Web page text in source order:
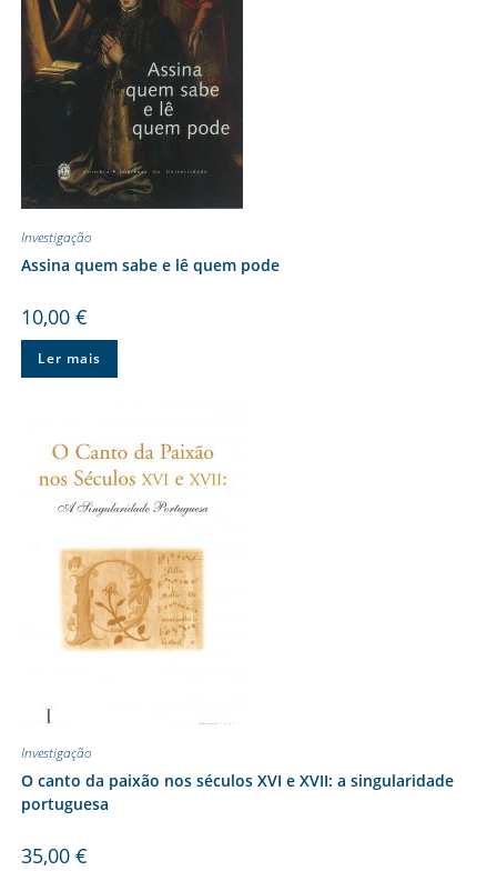
Investigação
Assina quem sabe e lê quem pode
10,00 €
Ler mais
Investigação
O canto da paixão nos séculos XVI e XVII: a singularidade
portuguesa
35,00 €